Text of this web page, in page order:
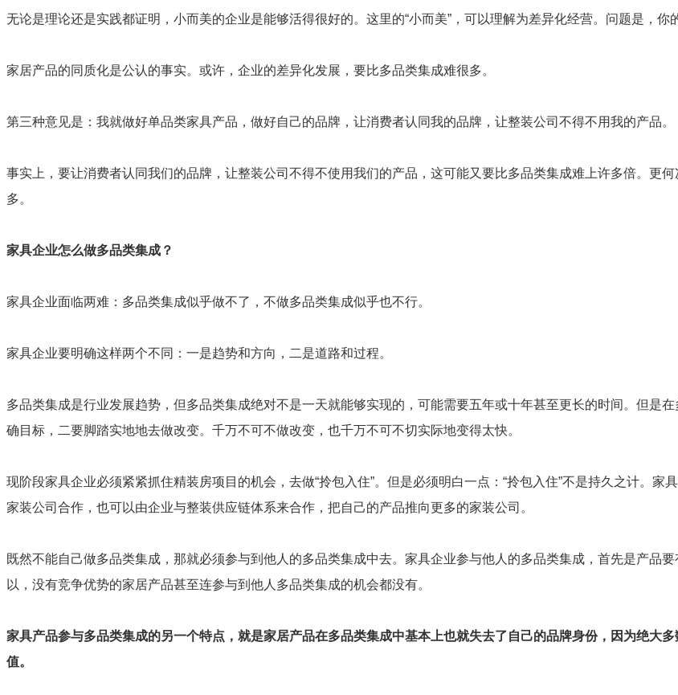
无论是理论还是实践都证明，小而美的企业是能够活得很好的。这里的“小而美”，可以理解为差异化经营。问题是，你
家居产品的同质化是公认的事实。或许，企业的差异化发展，要比多品类集成难很多。
第三种意见是：我就做好单品类家具产品，做好自己的品牌，让消费者认同我的品牌，让整装公司不得不用我的产品。
事实上，要让消费者认同我们的品牌，让整装公司不得不使用我们的产品，这可能又要比多品类集成难上许多倍。更
多。
家具企业怎么做多品类集成？
家具企业面临两难：多品类集成似乎做不了，不做多品类集成似乎也不行。
家具企业要明确这样两个不同：一是趋势和方向，二是道路和过程。
多品类集成是行业发展趋势，但多品类集成绝对不是一天就能够实现的，可能需要五年或十年甚至更长的时间。但是
确目标，二要脚踏实地地去做改变。千万不可不做改变，也千万不可不切实际地变得太快。
现阶段家具企业必须紧紧抓住精装房项目的机会，去做“拎包入住”。但是必须明白一点：“拎包入住”不是持久之计。
家装公司合作，也可以由企业与整装供应链体系来合作，把自己的产品推向更多的家装公司。
既然不能自己做多品类集成，那就必须参与到他人的多品类集成中去。家具企业参与他人的多品类集成，首先是产品
以，没有竞争优势的家居产品甚至连参与到他人多品类集成的机会都没有。
家具产品参与多品类集成的另一个特点，就是家居产品在多品类集成中基本上也就失去了自己的品牌身份，因为绝大
值。